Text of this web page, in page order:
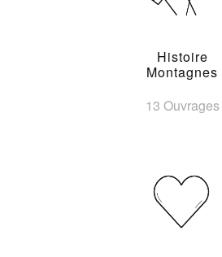
Histoire
Montagnes
13 Ouvrages